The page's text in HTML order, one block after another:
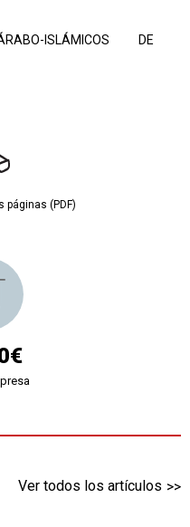
ISLÁMICOS DE
páginas (PDF)
Ver todos los artículos